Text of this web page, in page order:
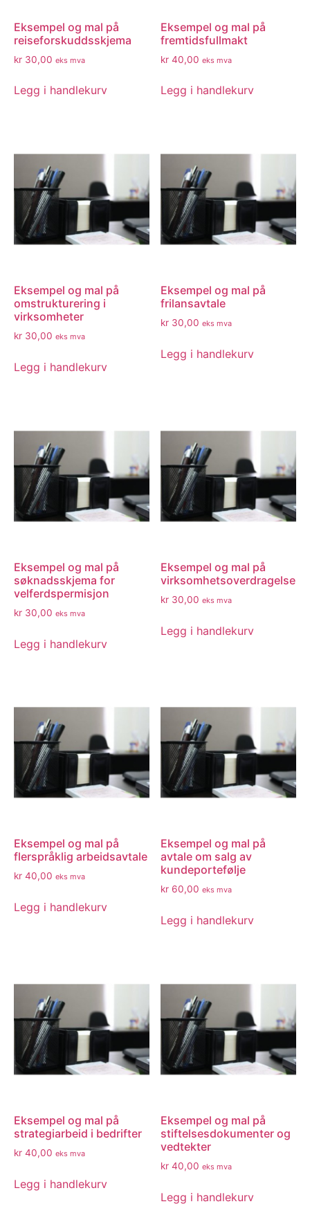
Eksempel og mal på
reiseforskuddsskjema
kr 30,00 eks mva
Legg i handlekurv
Eksempel og mal på
fremtidsfullmakt
kr 40,00 eks mva
Legg i handlekurv
Eksempel og mal på
omstrukturering i
virksomheter
kr 30,00 eks mva
Legg i handlekurv
Eksempel og mal på
frilansavtale
kr 30,00 eks mva
Legg i handlekurv
Eksempel og mal på
søknadsskjema for
velferdspermisjon
kr 30,00 eks mva
Legg i handlekurv
Eksempel og mal på
virksomhetsoverdragelse
kr 30,00 eks mva
Legg i handlekurv
Eksempel og mal på
flerspråklig arbeidsavtale
kr 40,00 eks mva
Legg i handlekurv
Eksempel og mal på
avtale om salg av
kundeportefølje
kr 60,00 eks mva
Legg i handlekurv
Eksempel og mal på
strategiarbeid i bedrifter
kr 40,00 eks mva
Legg i handlekurv
Eksempel og mal på
stiftelsesdokumenter og
vedtekter
kr 40,00 eks mva
Legg i handlekurv